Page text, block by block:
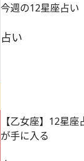
今週の12星座占い
占い
【乙女座】12星
が手に入る